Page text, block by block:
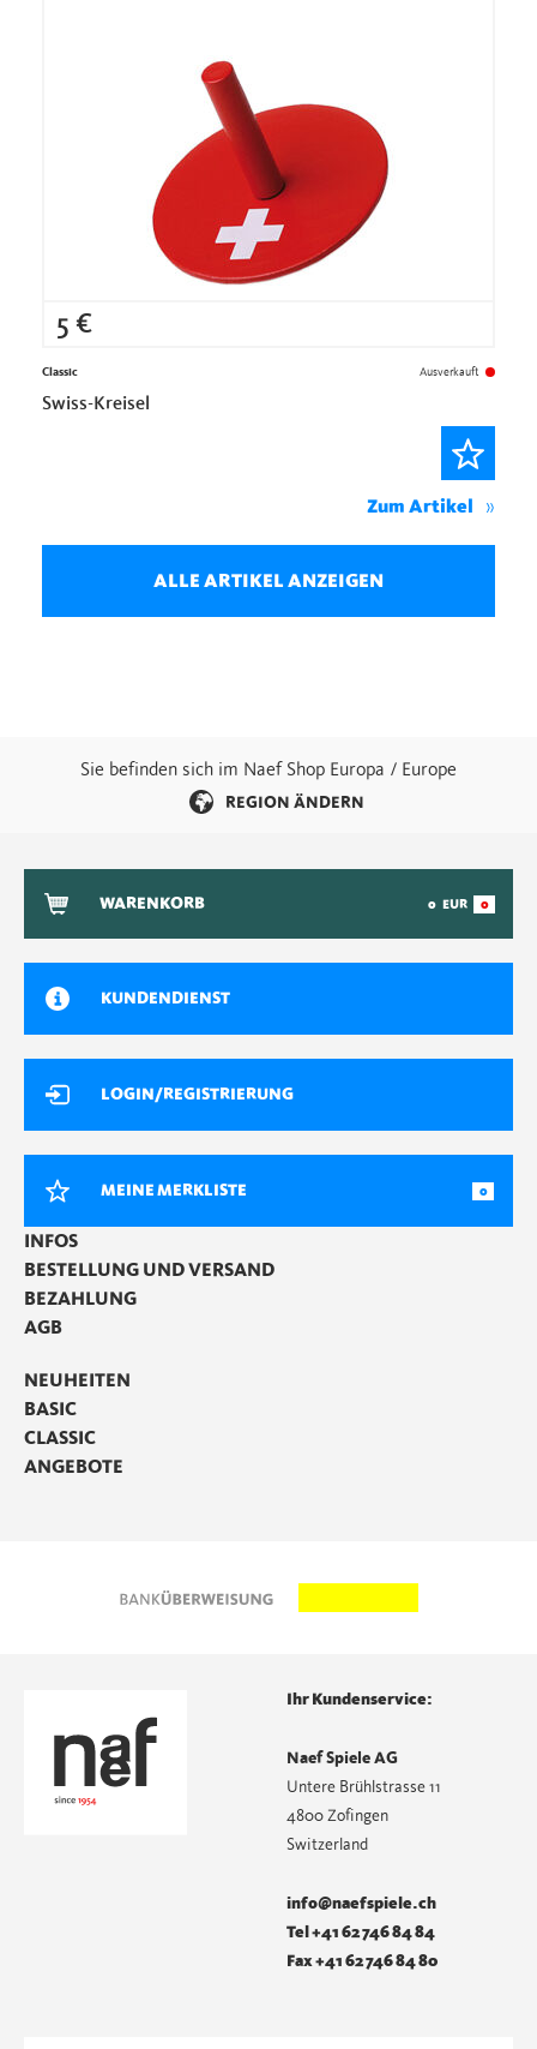
5 €
Classic Ausverkauft
Swiss-Kreisel
Zum Artikel
ALLE ARTIKEL ANZEIGEN
Sie befinden sich im Naef Shop Europa / Europe
REGION ÄNDERN
WARENKORB 0 EUR 0
KUNDENDIENST
LOGIN/REGISTRIERUNG
MEINE MERKLISTE 0
INFOS
BESTELLUNG UND VERSAND
BEZAHLUNG
AGB
NEUHEITEN
BASIC
CLASSIC
ANGEBOTE
Ihr Kundenservice:
Naef Spiele AG
Untere Brühlstrasse 11
4800 Zofingen
Switzerland
info@naefspiele.ch
Tel +41 62 746 84 84
Fax +41 62 746 84 80